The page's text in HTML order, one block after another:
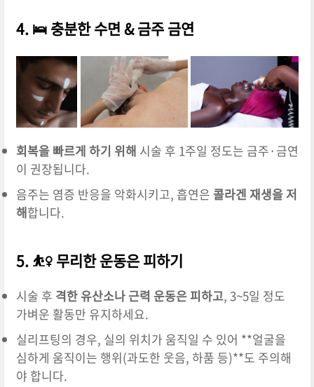
4. 🛌 충분한 수면 & 금주 금연
회복을 빠르게 하기 위해 시술 후 1주일 정도는 금주·금연
이 권장됩니다.
음주는 염증 반응을 악화시키고, 흡연은 콜라겐 재생을 저
해합니다.
5. ⛹️‍♀️ 무리한 운동은 피하기
시술 후 격한 유산소나 근력 운동은 피하고, 3~5일 정도
가벼운 활동만 유지하세요.
실리프팅의 경우, 실의 위치가 움직일 수 있어 **얼굴을
심하게 움직이는 행위(과도한 웃음, 하품 등)**도 주의해
야 합니다.